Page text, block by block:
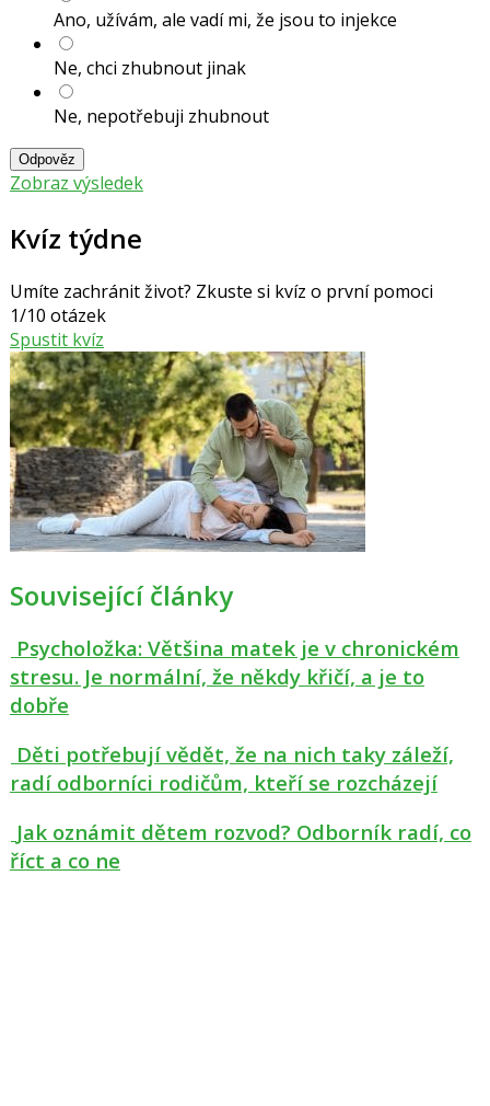
Ano, užívám, ale vadí mi, že jsou to injekce
Ne, chci zhubnout jinak
Ne, nepotřebuji zhubnout
Odpověz
Zobraz výsledek
Kvíz týdne
Umíte zachránit život? Zkuste si kvíz o první pomoci
1/10 otázek
Spustit kvíz
Související články
Psycholožka: Většina matek je v chronickém
stresu. Je normální, že někdy křičí, a je to
dobře
Děti potřebují vědět, že na nich taky záleží,
radí odborníci rodičům, kteří se rozcházejí
Jak oznámit dětem rozvod? Odborník radí, co
říct a co ne